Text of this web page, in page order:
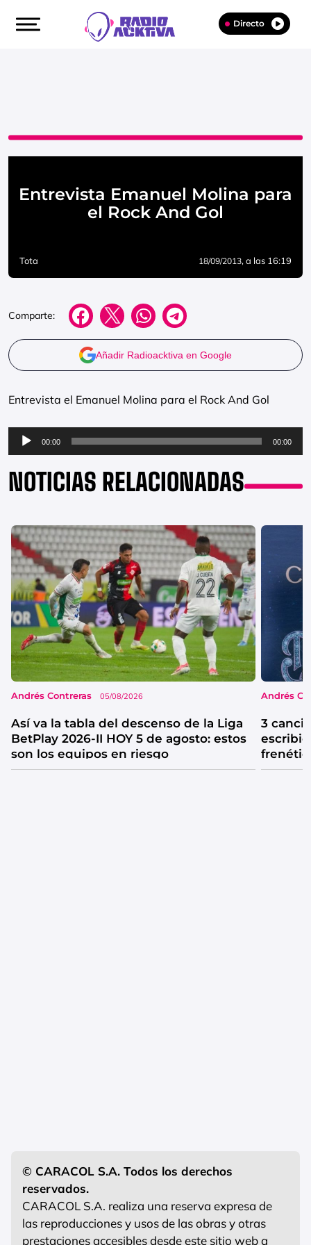
Directo
Entrevista Emanuel Molina para
el Rock And Gol
Tota 18/09/2013, a las 16:19
Comparte:
Añadir Radioacktiva en Google
Entrevista el Emanuel Molina para el Rock And Gol
Reproductor
de
audio
00:00 00:00
NOTICIAS RELACIONADAS
Andrés Contreras 05/08/2026
Así va la tabla del descenso de la Liga
BetPlay 2026-II HOY 5 de agosto: estos
son los equipos en riesgo
Andrés
3
© CARACOL S.A. Todos los derechos
reservados.
CARACOL S.A. realiza una reserva expresa de
las reproducciones y usos de las obras y otras
prestaciones accesibles desde este sitio web a